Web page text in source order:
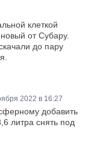
клеткой
от Субару.
до пару
2022 в 16:27
добавить
литра снять под